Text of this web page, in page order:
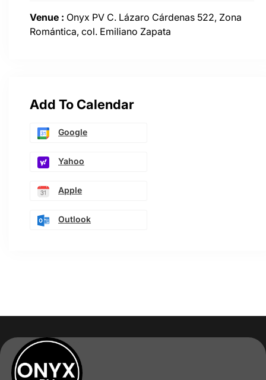
Venue : Onyx PV C. Lázaro Cárdenas 522, Zona
Romántica, col. Emiliano Zapata
Add To Calendar
Google
Yahoo
Apple
Outlook